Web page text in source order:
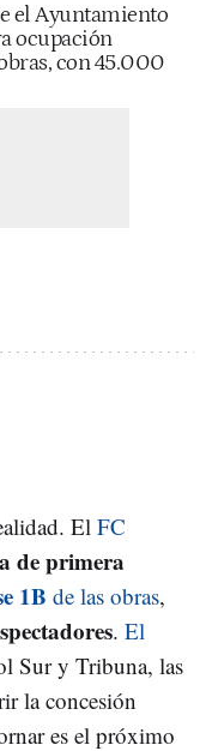
el Ayuntamiento
ocupación
con 45.000
El FC
de primera
1B de las obras,
. El
Sur y Tribuna, las
la concesión
es el próximo